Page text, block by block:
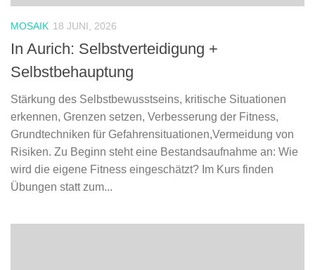
MOSAIK 18 JUNI, 2026
In Aurich: Selbstverteidigung +
Selbstbehauptung
Stärkung des Selbstbewusstseins, kritische Situationen
erkennen, Grenzen setzen, Verbesserung der Fitness,
Grundtechniken für Gefahrensituationen,Vermeidung von
Risiken. Zu Beginn steht eine Bestandsaufnahme an: Wie
wird die eigene Fitness eingeschätzt? Im Kurs finden
Übungen statt zum...